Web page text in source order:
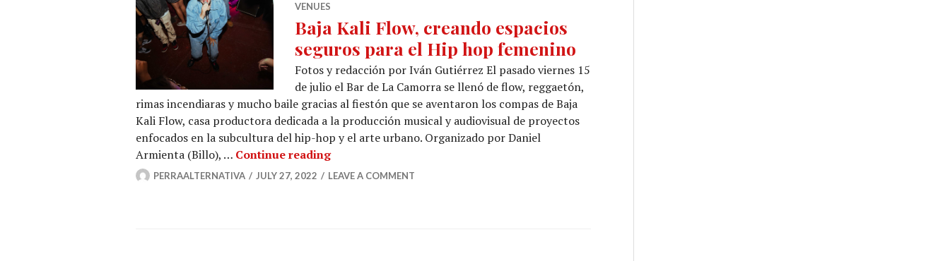
VENUES
Baja Kali Flow, creando espacios
seguros para el Hip hop femenino
Fotos y redacción por Iván Gutiérrez El pasado viernes 15
de julio el Bar de La Camorra se llenó de flow, reggaetón,
rimas incendiaras y mucho baile gracias al fiestón que se aventaron los compas de Baja
Kali Flow, casa productora dedicada a la producción musical y audiovisual de proyectos
enfocados en la subcultura del hip-hop y el arte urbano. Organizado por Daniel
Armienta (Billo), … Continue readingBaja Kali Flow, creando espacios seguros para el Hip hop femenino
PERRAALTERNATIVA JULY 27, 2022 LEAVE A COMMENT